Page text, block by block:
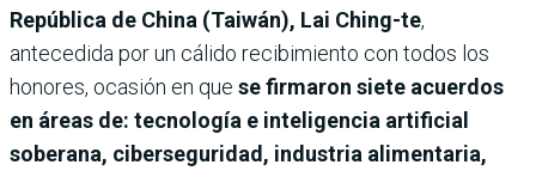
República de China (Taiwán), Lai Ching-te,
antecedida por un cálido recibimiento con todos los
honores, ocasión en que se firmaron siete acuerdos
en áreas de: tecnología e inteligencia artificial
soberana, ciberseguridad, industria alimentaria,